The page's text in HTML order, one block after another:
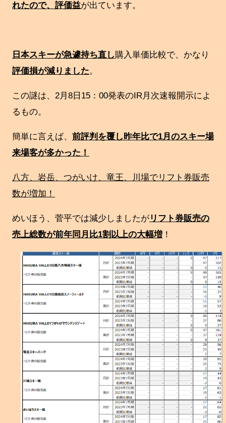
れたので、評価益が出ています。
日本スキーが急遽持ち直し購入単価比較で、かなり
評価損が減りました。
この謎は、2月8日15：00発表のIR月次速報開示によ
るもの。
簡単に言えば、 前評判を覆し昨年比で1月のスキー場
来場客が多かった！
八方、岩岳、つがいけ、竜王、川場でリフト券販売
数が増加！
めいほう、菅平では減少しましたが リフト券販売の
売上総数が前年同月比1割以上の大幅増 ！